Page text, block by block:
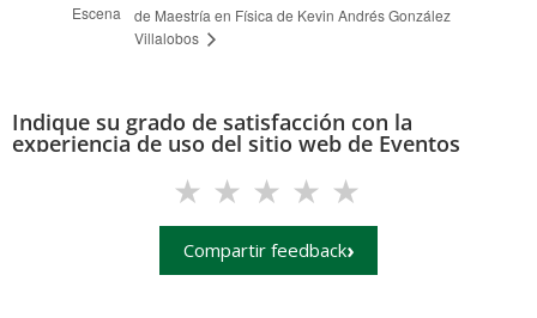
Escena
de Maestría en Física de Kevin Andrés González
Villalobos
Indique su grado de satisfacción con la
experiencia de uso del sitio web de Eventos